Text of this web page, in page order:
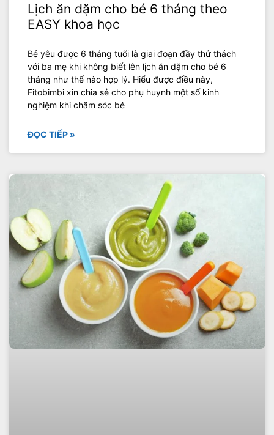
Lịch ăn dặm cho bé 6 tháng theo
EASY khoa học
Bé yêu được 6 tháng tuổi là giai đoạn đầy thử thách
với ba mẹ khi không biết lên lịch ăn dặm cho bé 6
tháng như thế nào hợp lý. Hiểu được điều này,
Fitobimbi xin chia sẻ cho phụ huynh một số kinh
nghiệm khi chăm sóc bé
ĐỌC TIẾP »